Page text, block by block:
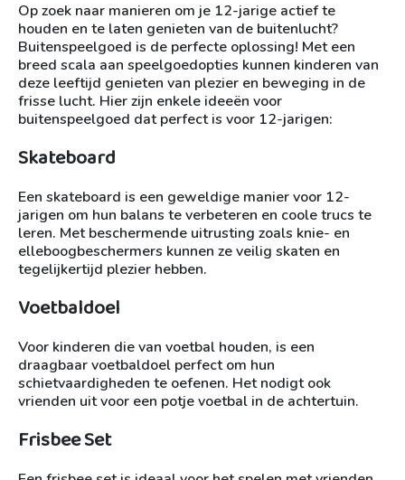
Op zoek naar manieren om je 12-jarige actief te
houden en te laten genieten van de buitenlucht?
Buitenspeelgoed is de perfecte oplossing! Met een
breed scala aan speelgoedopties kunnen kinderen van
deze leeftijd genieten van plezier en beweging in de
frisse lucht. Hier zijn enkele ideeën voor
buitenspeelgoed dat perfect is voor 12-jarigen:
Skateboard
Een skateboard is een geweldige manier voor 12-
jarigen om hun balans te verbeteren en coole trucs te
leren. Met beschermende uitrusting zoals knie- en
elleboogbeschermers kunnen ze veilig skaten en
tegelijkertijd plezier hebben.
Voetbaldoel
Voor kinderen die van voetbal houden, is een
draagbaar voetbaldoel perfect om hun
schietvaardigheden te oefenen. Het nodigt ook
vrienden uit voor een potje voetbal in de achtertuin.
Frisbee Set